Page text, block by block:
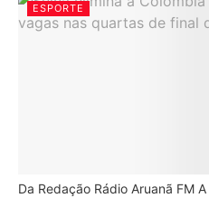
ESPORTE
Da Redação Rádio Aruanã FM